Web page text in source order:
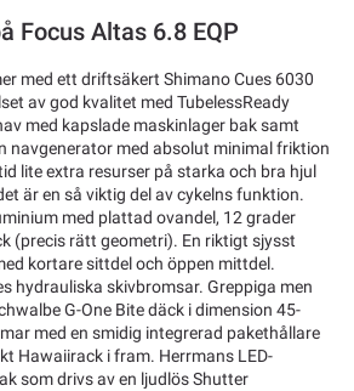
Focus Altas 6.8 EQP
med ett driftsäkert Shimano Cues 6030
av god kvalitet med TubelessReady
med kapslade maskinlager bak samt
navgenerator med absolut minimal friktion
lite extra resurser på starka och bra hjul
är en så viktig del av cykelns funktion.
med plattad ovandel, 12 grader
(precis rätt geometri). En riktigt sjysst
kortare sittdel och öppen mittdel.
hydrauliska skivbromsar. Greppiga men
G-One Bite däck i dimension 45-
med en smidig integrerad pakethållare
Hawaiirack i fram. Herrmans LED-
som drivs av en ljudlös Shutter